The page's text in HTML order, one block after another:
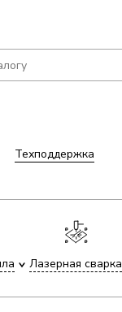
Техподдержка
Лазерная сварка